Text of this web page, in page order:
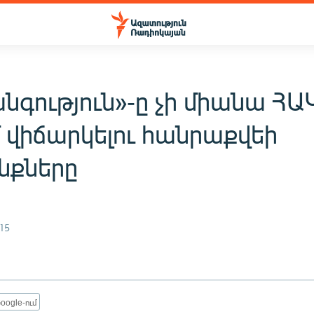
ը չի միանա
հանրաքվեի
ում